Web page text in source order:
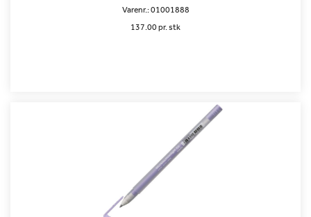
Varenr.:01001888
137.00 pr. stk